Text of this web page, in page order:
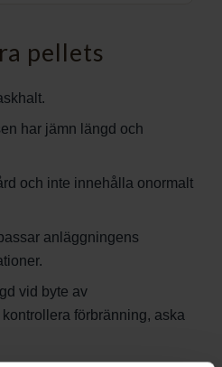
pellets
har jämn längd och
och inte innehålla onormalt
anläggningens
vid byte av
förbränning, aska